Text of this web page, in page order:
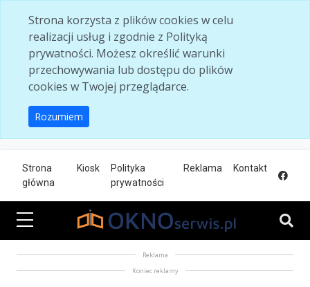
Strona korzysta z plików cookies w celu
realizacji usług i zgodnie z Polityką
prywatności. Możesz określić warunki
przechowywania lub dostępu do plików
cookies w Twojej przeglądarce.
Rozumiem
Strona
główna
Kiosk
Polityka
prywatności
Reklama Kontakt
Reklama
Koniec reklamy